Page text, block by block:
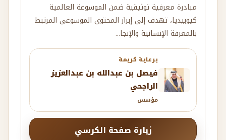
مبادرة معرفية توثيقية ضمن الموسوعة العالمية
كيوبيديا، تهدف إلى إبراز المحتوى الموسوعي المرتبط
بالمعرفة الإنسانية والإنجا...
برعاية كريمة
فيصل بن عبدالله بن عبدالعزيز
الراجحي
مؤسس
زيارة صفحة الكرسي